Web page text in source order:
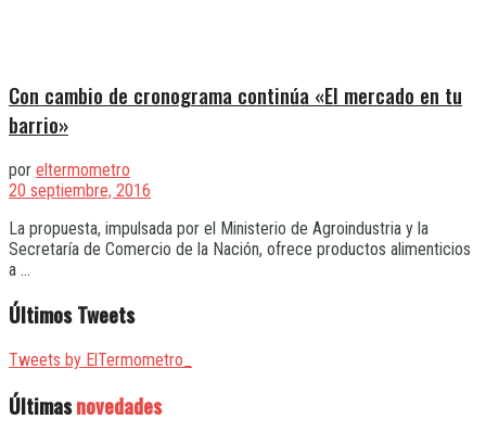
Con cambio de cronograma continúa «El mercado en tu
barrio»
por eltermometro
20 septiembre, 2016
La propuesta, impulsada por el Ministerio de Agroindustria y la
Secretaría de Comercio de la Nación, ofrece productos alimenticios
a ...
Últimos Tweets
Tweets by ElTermometro_
Últimasnovedades